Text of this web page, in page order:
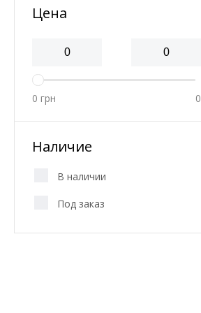
Цена
0 грн 0
Наличие
В наличии
Под заказ